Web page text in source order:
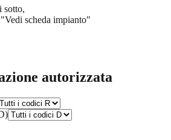
sotto,
scheda impianto"
autorizzata